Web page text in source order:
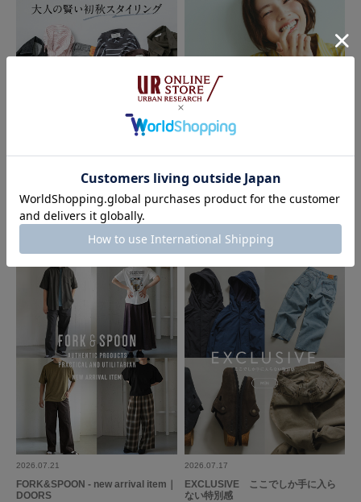
3シーズン着まわせる服でつくる、大
人の賢い初秋スタイリング｜DOOR
S
DOORS
UR TECH Air Care Brand Ambass
2026.07.21
FORK&SPOON - new arrival item｜
DOORS
2026.07.17
EXCLUSIVE ここでしか手に入ら
ない特別感